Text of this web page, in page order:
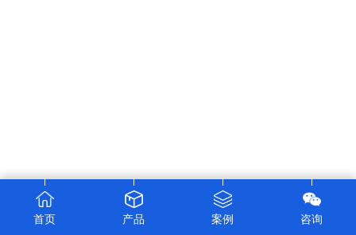
首页 产品 案例 咨询